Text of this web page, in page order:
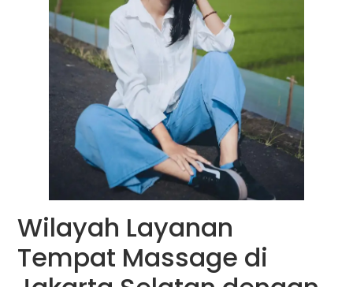
Wilayah Layanan
Tempat Massage di